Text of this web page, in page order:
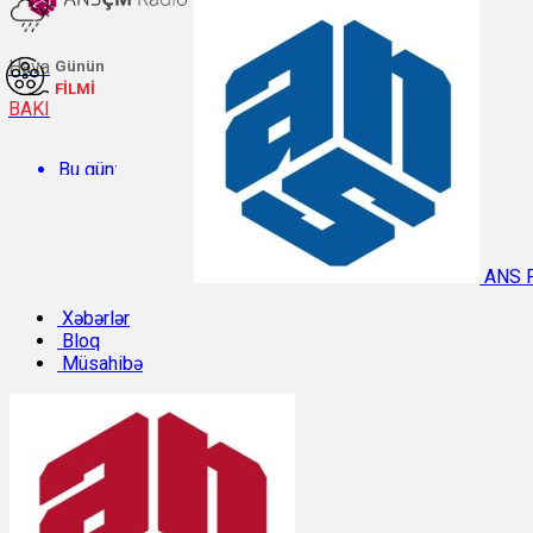
Hava
BAKI
Bu gün:
Temperatur: 27.2°C. Rütubət: 55%.
Sabah:
Günün
FİLMİ
ANS
Xəbərlər
Bloq
Müsahibə